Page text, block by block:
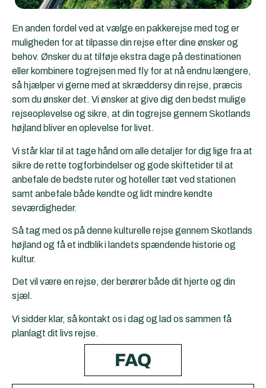
En anden fordel ved at vælge en pakkerejse med tog er
muligheden for at tilpasse din rejse efter dine ønsker og
behov. Ønsker du at tilføje ekstra dage på destinationen
eller kombinere togrejsen med fly for at nå endnu længere,
så hjælper vi gerne med at skræddersy din rejse, præcis
som du ønsker det. Vi ønsker at give dig den bedst mulige
rejseoplevelse og sikre, at din togrejse gennem Skotlands
højland bliver en oplevelse for livet.
Vi står klar til at tage hånd om alle detaljer for dig lige fra at
sikre de rette togforbindelser og gode skiftetider til at
anbefale de bedste ruter og hoteller tæt ved stationen
samt anbefale både kendte og lidt mindre kendte
seværdigheder.
Så tag med os på denne kulturelle rejse gennem Skotlands
højland og få et indblik i landets spændende historie og
kultur.
Det vil være en rejse, der berører både dit hjerte og din
sjæl.
Vi sidder klar, så kontakt os i dag og lad os sammen få
planlagt dit livs rejse.
FAQ